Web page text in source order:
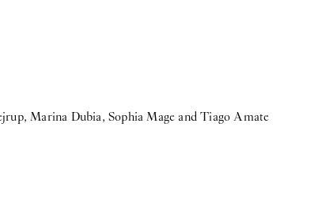
Marina Dubia, Sophia Mage and Tiago Amate